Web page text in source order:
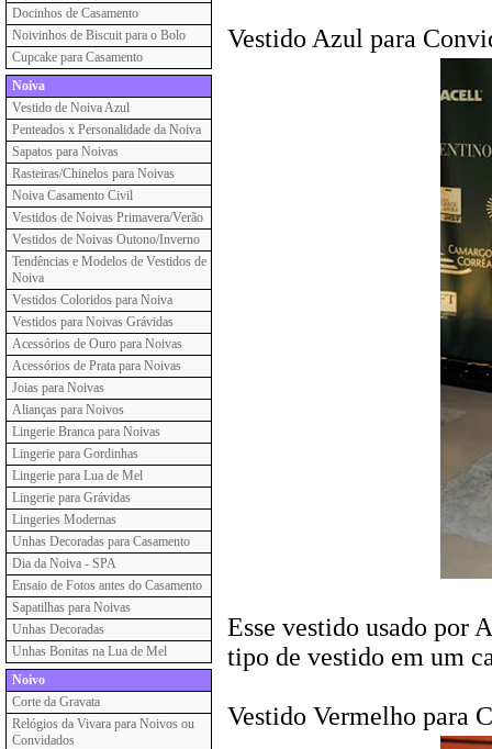
Docinhos de Casamento
Noivinhos de Biscuit para o Bolo
Cupcake para Casamento
Noiva
Vestido de Noiva Azul
Penteados x Personalidade da Noiva
Sapatos para Noivas
Rasteiras/Chinelos para Noivas
Noiva Casamento Civil
Vestidos de Noivas Primavera/Verão
Vestidos de Noivas Outono/Inverno
Tendências e Modelos de Vestidos de
Noiva
Vestidos Coloridos para Noiva
Vestidos para Noivas Grávidas
Acessórios de Ouro para Noivas
Acessórios de Prata para Noivas
Joias para Noivas
Alianças para Noivos
Lingerie Branca para Noivas
Lingerie para Gordinhas
Lingerie para Lua de Mel
Lingerie para Grávidas
Lingeries Modernas
Unhas Decoradas para Casamento
Dia da Noiva - SPA
Ensaio de Fotos antes do Casamento
Sapatilhas para Noivas
Unhas Decoradas
Unhas Bonitas na Lua de Mel
Noivo
Corte da Gravata
Relógios da Vivara para Noivos ou
Convidados
Vestido Azul para
Esse vestido usado por
tipo de vestido em um
Vestido Vermelho para